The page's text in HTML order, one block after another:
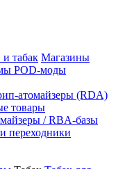
табак Магазины
POD-моды
атомайзеры (RDA)
товары
/ RBA-базы
переходники